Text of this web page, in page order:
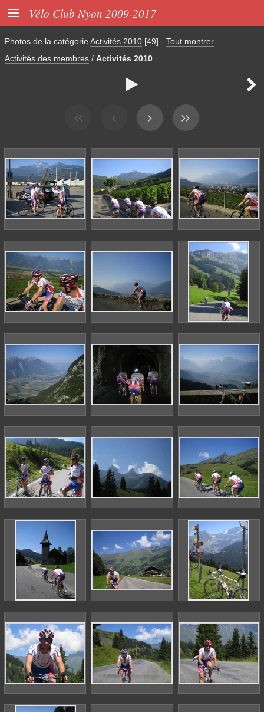
 Vélo Club Nyon 2009-2017
Photos de la catégorie Activités 2010 [49] - Tout montrer
Activités des membres / Activités 2010
 